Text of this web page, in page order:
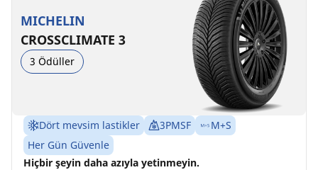
MICHELIN
CROSSCLIMATE 3
3 Ödüller
Dört mevsim lastikler 3PMSF
M+S
Her Gün Güvenle
Hiçbir şeyin daha azıyla yetinmeyin.
C
B
C
B